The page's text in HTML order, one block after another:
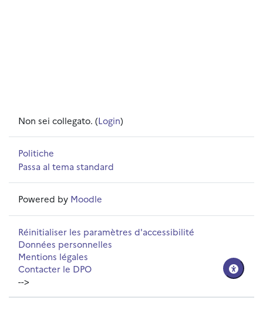
Non sei collegato. (Login)
Politiche
Passa al tema standard
Powered by Moodle
Réinitialiser les paramètres d'accessibilité
Données personnelles
Mentions légales
Contacter le DPO
-->